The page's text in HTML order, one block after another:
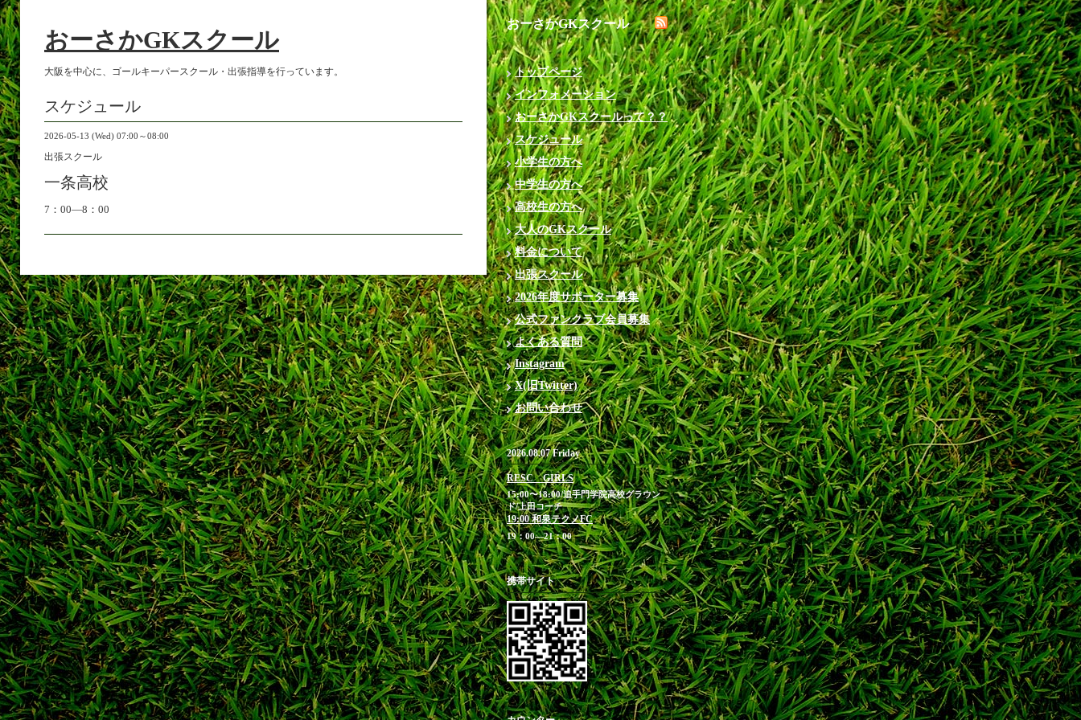
おーさかGKスクール
大阪を中心に、ゴールキーパースクール・出張指導を行っています。
スケジュール
2026-05-13 (Wed) 07:00～08:00
出張スクール
一条高校
7：00―8：00
おーさかGKスクール
トップページ
インフォメーション
おーさかGKスクールって？？
スケジュール
小学生の方へ
中学生の方へ
高校生の方へ
大人のGKスクール
料金について
出張スクール
2026年度サポーター募集
公式ファンクラブ会員募集
よくある質問
Instagram
X(旧Twitter)
お問い合わせ
2026.08.07 Friday
RESC GIRLS
15:00〜18:00/追手門学院高校グラウン
ド/上田コーチ
19:00 和泉テクノFC
19：00―21：00
携帯サイト